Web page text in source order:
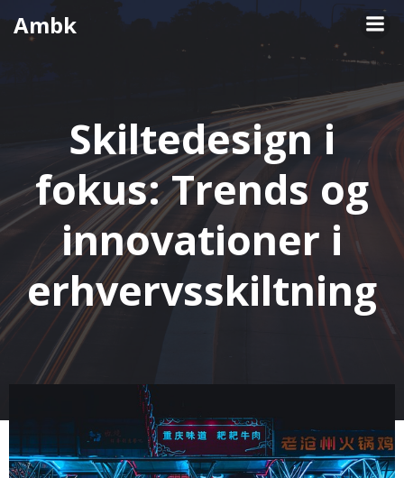
Videre
Ambk
Skiltedesign i
fokus: Trends og
innovationer i
erhvervsskiltning